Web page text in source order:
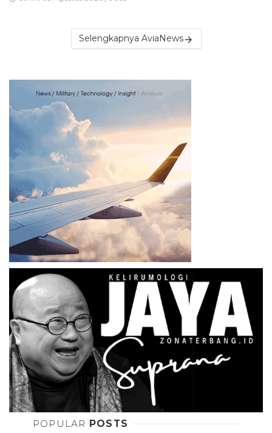
Selengkapnya AviaNews
POPULAR POSTS